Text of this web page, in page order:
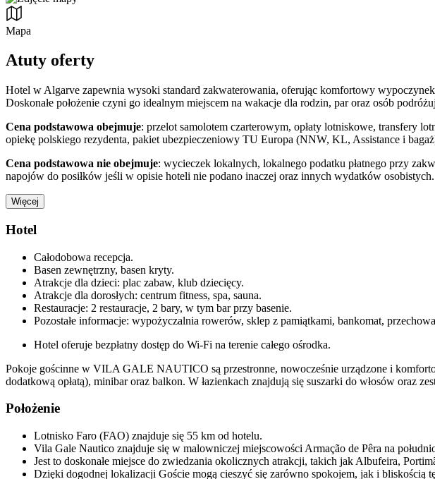
Mapa
Atuty oferty
Hotel w Algarve zapewnia wysoki standard zakwaterowania, oferując komfortowy
Doskonałe położenie czyni go idealnym miejscem na wakacje dla rodzin, par oraz osób
Cena podstawowa obejmuje: przelot samolotem czarterowym, opłaty lotniskowe, transfery
opiekę polskiego rezydenta, pakiet ubezpieczeniowy TU Europa (NNW, KL, Assistance i
Cena podstawowa nie obejmuje: wycieczek lokalnych, lokalnego podatku płatnego przy
napojów do posiłków jeśli w opisie hoteli nie podano inaczej oraz innych wydatków osobistych.
Więcej
Hotel
Całodobowa recepcja.
Basen zewnętrzny, basen kryty.
Atrakcje dla dzieci: plac zabaw, klub dziecięcy.
Atrakcje dla dorosłych: centrum fitness, spa, sauna.
Restauracje: 2 restauracje, 2 bary, w tym bar przy basenie.
Pozostałe informacje: wypożyczalnia rowerów, sklep z pamiątkami, bankomat,
Hotel oferuje bezpłatny dostęp do Wi-Fi na terenie całego ośrodka.
Pokoje gościnne w VILA GALE NAUTICO są przestronne, nowocześnie urządzone i
dodatkową opłatą), minibar oraz balkon. W łazienkach znajdują się suszarki do włosów oraz
Położenie
Lotnisko Faro (FAO) znajduje się 55 km od hotelu.
Vila Gale Nautico znajduje się w malowniczej miejscowości Armação de Pêra na
Jest to doskonałe miejsce do zwiedzania okolicznych atrakcji, takich jak Albufeira,
Dzięki dogodnej lokalizacji Goście mogą cieszyć się zarówno spokojem, jak i bliskością